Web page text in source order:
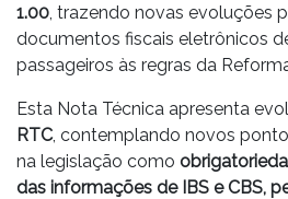
1.00, trazendo novas evoluções
documentos fiscais eletrônicos
passageiros às regras da
Esta Nota Técnica apresenta
RTC, contemplando novos
na legislação como
das informações de IBS e CBS,